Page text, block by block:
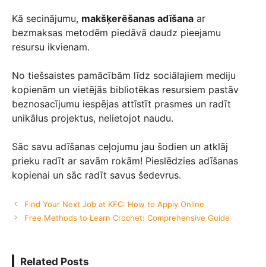
Kā secinājumu, makšķerēšanas adīšana ar
bezmaksas metodēm piedāvā daudz pieejamu
resursu ikvienam.
No tiešsaistes pamācībām līdz sociālajiem mediju
kopienām un vietējās bibliotēkas resursiem pastāv
beznosacījumu iespējas attīstīt prasmes un radīt
unikālus projektus, nelietojot naudu.
Sāc savu adīšanas ceļojumu jau šodien un atklāj
prieku radīt ar savām rokām! Pieslēdzies adīšanas
kopienai un sāc radīt savus šedevrus.
Find Your Next Job at KFC: How to Apply Online
Free Methods to Learn Crochet: Comprehensive Guide
Related Posts